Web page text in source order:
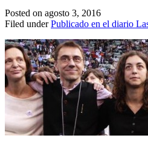
Posted on agosto 3, 2016
Filed underPublicado en el diario